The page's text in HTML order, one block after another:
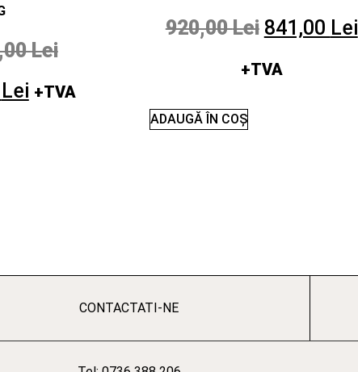
Lei
Lei +TVA
920,00Lei 841,00 Lei
+TVA
ADAUGĂ ÎN COȘ
CONTACTATI-NE